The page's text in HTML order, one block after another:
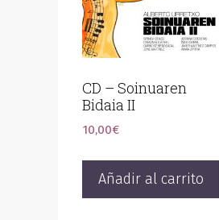
CD – Soinuaren
Bidaia II
10,00€
Añadir al carrito